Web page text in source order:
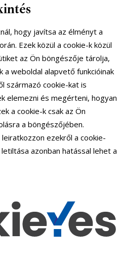
hogy javítsa az élményt a
Ezek közül a cookie-k közül
az Ön böngészője tárolja,
weboldal alapvető funkcióinak
származó cookie-kat is
elemezni és megérteni, hogyan
a cookie-k csak az Ön
a böngészőjében.
ezekről a cookie-
azonban hatással lehet a